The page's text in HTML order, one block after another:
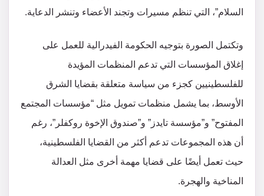
السلام”، التي تنظم مسيرات وتجند الأعضاء وتنشر الدعاية.
وتكتمل الصورة بتوجيه الحكومة الفيدرالية للعمل على
إغلاق المؤسسات التي تدعم المنظمات المؤيدة
للفلسطينيين كجزء من سياسة متعلقة بقضايا الشرق
الأوسط، بما يشمل منظمات تمويل مثل “مؤسسات المجتمع
المفتوح” و”مؤسسة تايدز” و”صندوق الإخوة روكفلر”، رغم
أن هذه المجموعات تدعم أكثر من القضايا الفلسطينية،
حيث تعمل أيضًا على قضايا مهمة أخرى مثل العدالة
المناخية والهجرة.